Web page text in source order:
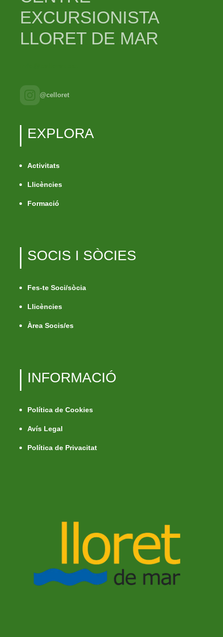
EXCURSIONISTA
LLORET DE MAR
@celloret
EXPLORA
Activitats
Llicències
Formació
SOCIS I SÒCIES
Fes-te Soci/sòcia
Llicències
Àrea Socis/es
INFORMACIÓ
Política de Cookies
Avís Legal
Política de Privacitat